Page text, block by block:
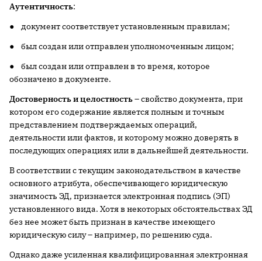
Аутентичность:
● документ соответствует установленным правилам;
● был создан или отправлен уполномоченным лицом;
● был создан или отправлен в то время, которое
обозначено в документе.
Достоверность и целостность– свойство документа, при
котором его содержание является полным и точным
представлением подтверждаемых операций,
деятельности или фактов, и которому можно доверять в
последующих операциях или в дальнейшей деятельности.
В соответствии с текущим законодательством в качестве
основного атрибута, обеспечивающего юридическую
значимость ЭД, признается электронная подпись (ЭП)
установленного вида. Хотя в некоторых обстоятельствах ЭД
без нее может быть признан в качестве имеющего
юридическую силу – например, по решению суда.
Однако даже усиленная квалифицированная электронная